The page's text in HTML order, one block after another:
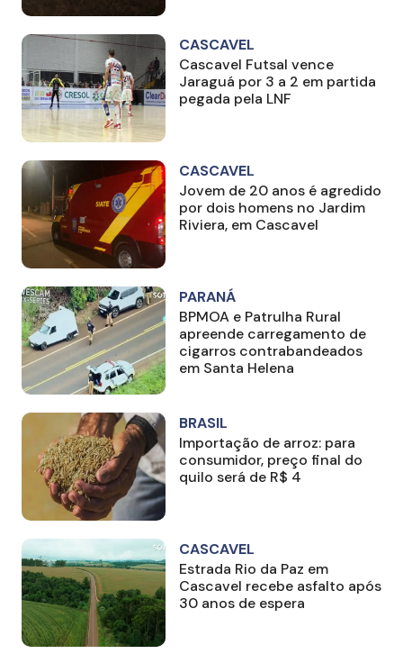
CASCAVEL
Cascavel Futsal vence
Jaraguá por 3 a 2 em partida
pegada pela LNF
CASCAVEL
Jovem de 20 anos é agredido
por dois homens no Jardim
Riviera, em Cascavel
PARANÁ
BPMOA e Patrulha Rural
apreende carregamento de
cigarros contrabandeados
em Santa Helena
BRASIL
Importação de arroz: para
consumidor, preço final do
quilo será de R$ 4
CASCAVEL
Estrada Rio da Paz em
Cascavel recebe asfalto após
30 anos de espera